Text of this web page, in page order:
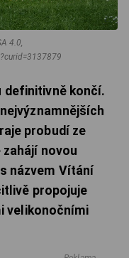
4.0,
definitivně končí.
probudí ze
novou
názvem Vítání
propojuje
velikonočními